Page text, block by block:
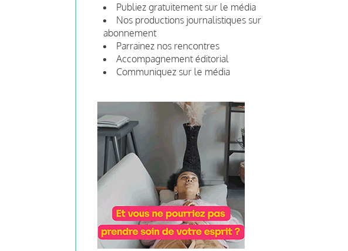
Publiez gratuitement sur le média
Nos productions journalistiques sur
abonnement
Parrainez nos rencontres
Accompagnement éditorial
Communiquez sur le média